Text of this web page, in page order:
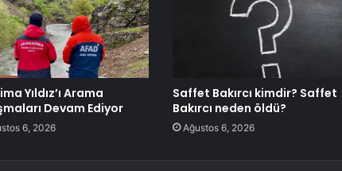
Yıldız’ı Arama
Devam Ediyor
6, 2026
Saffet Bakırcı kimdir? Saffet
Bakırcı neden öldü?
Ağustos 6, 2026